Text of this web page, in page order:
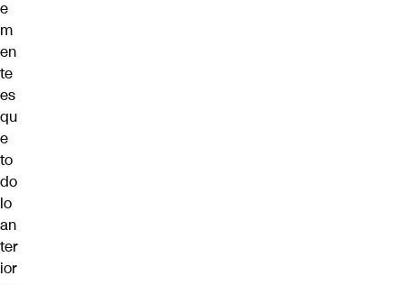
e
m
en
te
es
qu
e
to
do
lo
an
ter
ior